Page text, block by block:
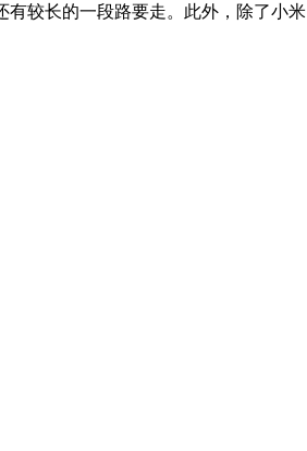
长的一段路要走。此外，除了小